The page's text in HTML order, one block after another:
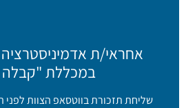
אחראי/ת אדמיניסטרציה
במכללת
שליחת תזכורת בווטסאפ הצוות לפני